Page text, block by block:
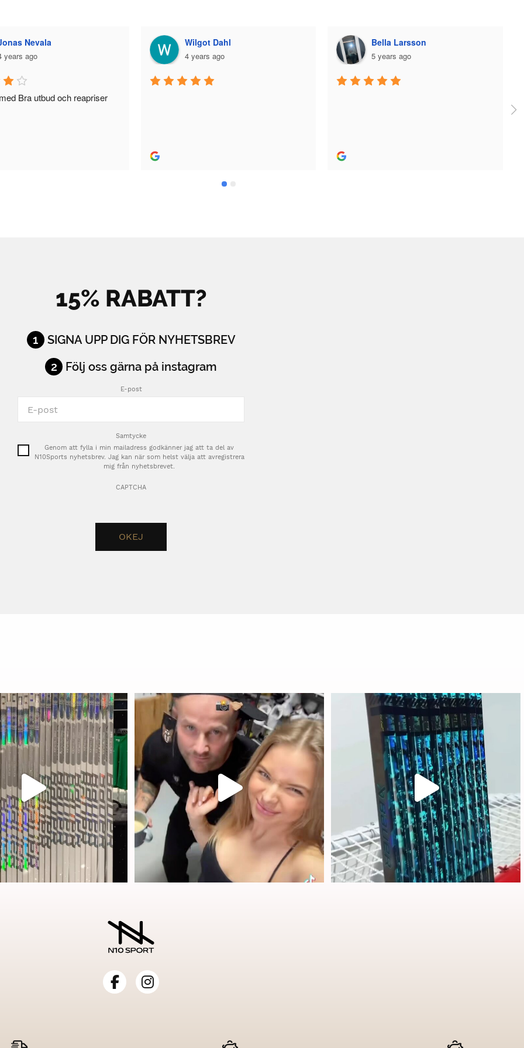
Wilgot Dahl
4 years ago
Bella Larsson
5 years ago
Plazmo
5 years ago
15% RABATT?
1
SIGNA UPP DIG FÖR NYHETSBREV
2
Följ oss gärna på instagram
E-post
Samtycke
Genom att fylla i min mailadress godkänner jag att ta del av
N10Sports nyhetsbrev. Jag kan när som helst välja att avregistrera
mig från nyhetsbrevet.
CAPTCHA